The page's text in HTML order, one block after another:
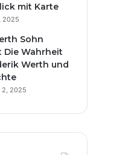
mit Karte
2025
Sohn
Die Wahrheit
Werth und
2, 2025